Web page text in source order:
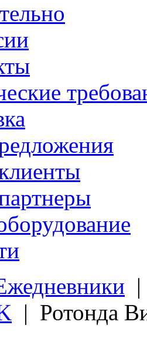
| Ротонда